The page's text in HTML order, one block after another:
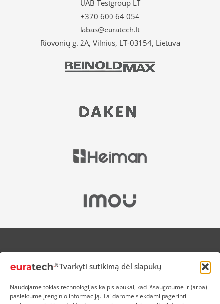
Tvarkyti sutikimą dėl slapukų
Naudojame tokias technologijas kaip slapukai, kad išsaugotume ir (arba)
pasiektume įrenginio informaciją. Tai darome siekdami pagerinti
UAB Testgroup LT
+370 600 64 054
labas@euratech.lt
Riovonių g. 2A, Vilnius, LT-03154, Lietuva
APIE MUS
NUOLAIDOS HEROJAMS
PREKIŲ IR PINIGŲ GRĄŽINIMAS
ATSISKAITYMAS